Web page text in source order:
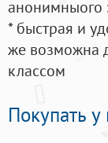
анонимныого
* быстрая и
же возможна
классом
Покупать